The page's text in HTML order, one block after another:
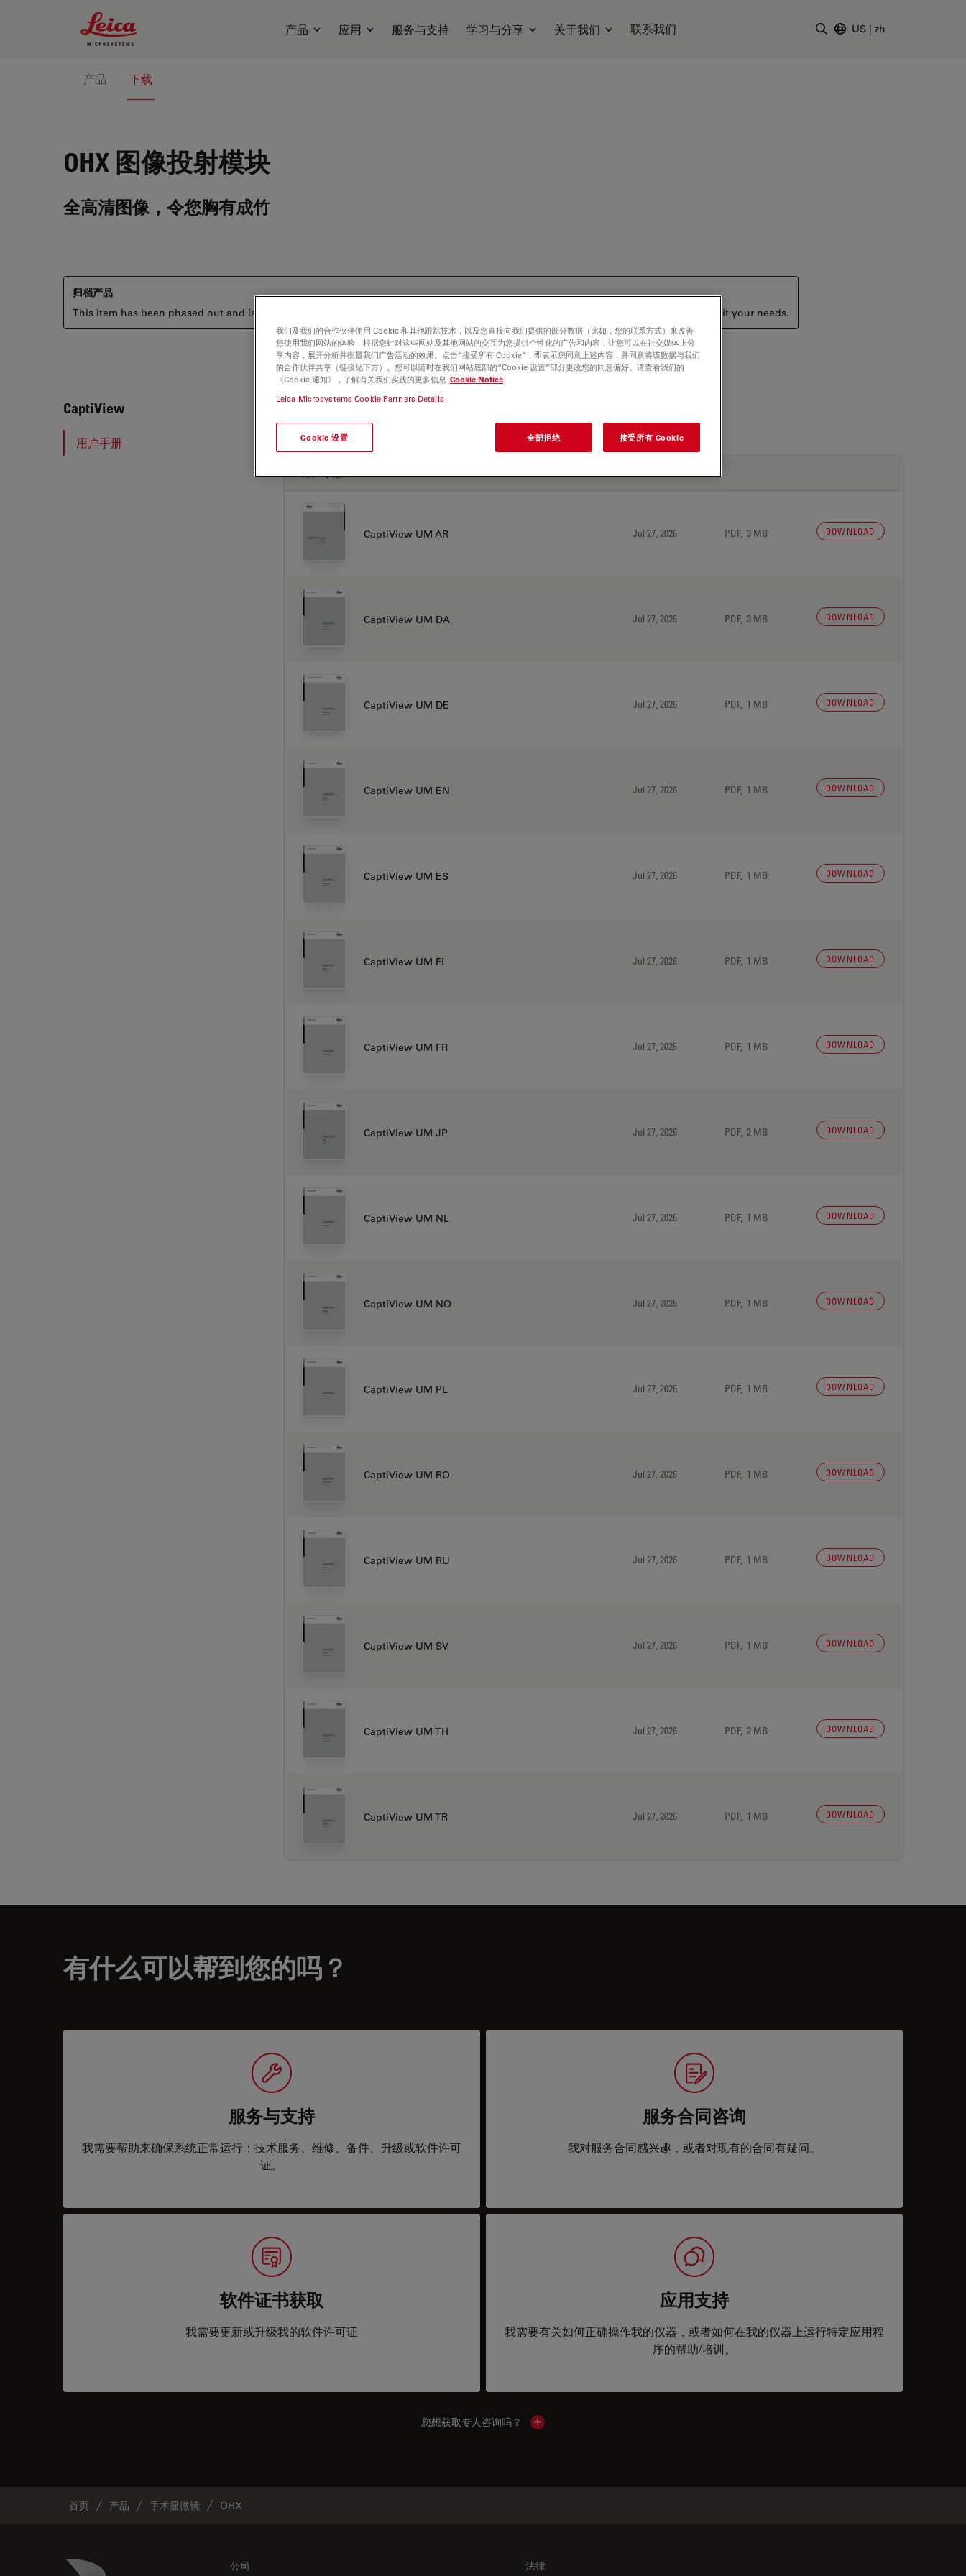
Leica Microsystems Logo
产品 应用 服务与支持 学习与分享 关于我们 联系我们 US | zh
产品 下载
OHX 图像投射模块
全高清图像，令您胸有成竹
归档产品
This item has been phased out and is no longer available. Please contact us to enquire about recent alternative products that may suit your needs.
CaptiView
用户手册
CaptiView
用户手册
CaptiView UM AR Jul 27, 2026 PDF, 3 MB DOWNLOAD
CaptiView UM DA Jul 27, 2026 PDF, 3 MB DOWNLOAD
CaptiView UM DE Jul 27, 2026 PDF, 1 MB DOWNLOAD
CaptiView UM EN Jul 27, 2026 PDF, 1 MB DOWNLOAD
CaptiView UM ES Jul 27, 2026 PDF, 1 MB DOWNLOAD
CaptiView UM FI Jul 27, 2026 PDF, 1 MB DOWNLOAD
CaptiView UM FR Jul 27, 2026 PDF, 1 MB DOWNLOAD
CaptiView UM JP Jul 27, 2026 PDF, 2 MB DOWNLOAD
CaptiView UM NL Jul 27, 2026 PDF, 1 MB DOWNLOAD
CaptiView UM NO Jul 27, 2026 PDF, 1 MB DOWNLOAD
CaptiView UM PL Jul 27, 2026 PDF, 1 MB DOWNLOAD
CaptiView UM RO Jul 27, 2026 PDF, 1 MB DOWNLOAD
CaptiView UM RU Jul 27, 2026 PDF, 1 MB DOWNLOAD
CaptiView UM SV Jul 27, 2026 PDF, 1 MB DOWNLOAD
CaptiView UM TH Jul 27, 2026 PDF, 2 MB DOWNLOAD
CaptiView UM TR Jul 27, 2026 PDF, 1 MB DOWNLOAD
有什么可以帮到您的吗？
服务与支持
我需要帮助来确保系统正常运行：技术服务、维修、备件、升级或软件许可
证。
服务合同咨询
我对服务合同感兴趣，或者对现有的合同有疑问。
软件证书获取
我需要更新或升级我的软件许可证
应用支持
我需要有关如何正确操作我的仪器，或者如何在我的仪器上运行特定应用程
序的帮助/培训。
您想获取专人咨询吗？ Show local contacts
首页 产品 手术显微镜 OHX
Danaher Logo 公司 法律
我们及我们的合作伙伴使用 Cookie 和其他跟踪技术，以及您直接向我们提供的部分数据（比如，您的联系方式）来改善
您使用我们网站的体验，根据您针对这些网站及其他网站的交互为您提供个性化的广告和内容，让您可以在社交媒体上分
享内容，展开分析并衡量我们广告活动的效果。点击“接受所有 Cookie”，即表示您同意上述内容，并同意将该数据与我们
的合作伙伴共享（链接见下方）。您可以随时在我们网站底部的“Cookie 设置”部分更改您的同意偏好。请查看我们的
《Cookie 通知》，了解有关我们实践的更多信息 Cookie Notice
Leica Microsystems Cookie Partners Details
Cookie 设置 全部拒绝 接受所有 Cookie